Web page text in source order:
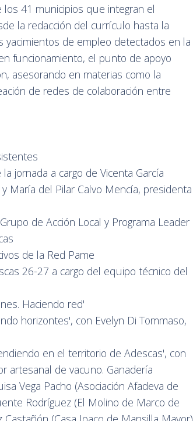
41 municipios que integran el
la redacción del currículo hasta la
yacimientos de empleo detectados en la
funcionamiento, el punto de apoyo
asesorando en materias como la
de redes de colaboración entre
jornada a cargo de Vicenta García
María del Pilar Calvo Mencía, presidenta
de Acción Local y Programa Leader
de la Red Pame
26-27 a cargo del equipo técnico del
Haciendo red'
horizontes', con Evelyn Di Tommaso,
en el territorio de Adescas', con
artesanal de vacuno. Ganadería
Vega Pacho (Asociación Afadeva de
Rodríguez (El Molino de Marco de